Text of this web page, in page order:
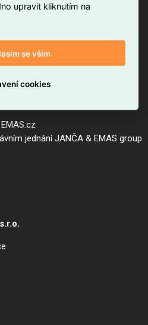
obchodu EMAS.cz
zboží
(GDPR)
jednání JANČA & EMAS group
upravit kliknutím na
se vším
cookies